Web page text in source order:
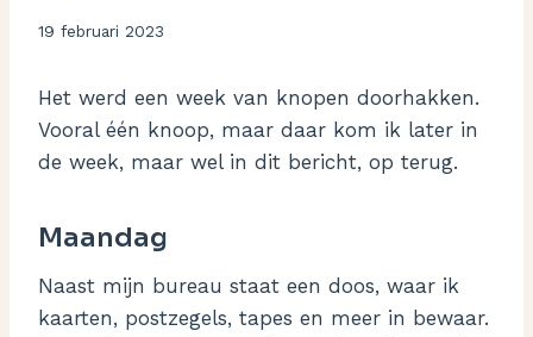
Door
19 februari 2023
Het werd een week van knopen doorhakken.
Vooral één knoop, maar daar kom ik later in
de week, maar wel in dit bericht, op terug.
Maandag
Naast mijn bureau staat een doos, waar ik
kaarten, postzegels, tapes en meer in bewaar.